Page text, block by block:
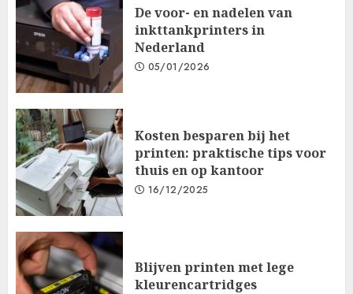
De voor- en nadelen van
inkttankprinters in
Nederland
05/01/2026
Kosten besparen bij het
printen: praktische tips voor
thuis en op kantoor
16/12/2025
Blijven printen met lege
kleurencartridges